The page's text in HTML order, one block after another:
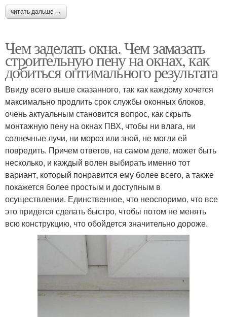
читать дальше →
Чем заделать окна. Чем замазать
строительную пену на окнах, как
добиться оптимального результата
Ввиду всего выше сказанного, так как каждому хочется
максимально продлить срок службы оконных блоков,
очень актуальным становится вопрос, как скрыть
монтажную пену на окнах ПВХ, чтобы ни влага, ни
солнечные лучи, ни мороз или зной, не могли ей
повредить. Причем ответов, на самом деле, может быть
несколько, и каждый волен выбирать именно тот
вариант, который понравится ему более всего, а также
покажется более простым и доступным в
осуществлении. Единственное, что неоспоримо, что все
это придется сделать быстро, чтобы потом не менять
всю конструкцию, что обойдется значительно дороже.